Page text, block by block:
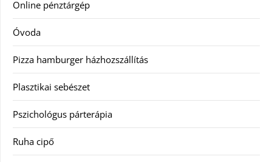
Online pénztárgép
Óvoda
Pizza hamburger házhozszállítás
Plasztikai sebészet
Pszichológus párterápia
Ruha cipő